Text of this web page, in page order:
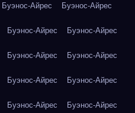
Буэнос-Айрес Буэнос-Айрес
Буэнос-Айрес Буэнос-Айрес
Буэнос-Айрес Буэнос-Айрес
Буэнос-Айрес Буэнос-Айрес
Буэнос-Айрес Буэнос-Айрес